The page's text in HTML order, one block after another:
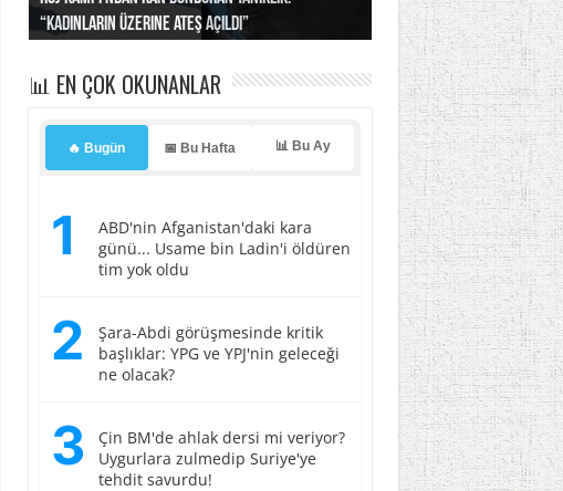
“Kadınların üzerine ateş açıldı”
Irak’a misilleme tehdidi!
yaptı… İsrail’in “timsah” planına fren!
kayıtlar başladı
basıldı, kabus yaşatıldı!
📊 EN ÇOK OKUNANLAR
🔥 Bugün 📅 Bu Hafta 📊 Bu Ay
1
ABD'nin Afganistan'daki kara
günü... Usame bin Ladin'i öldüren
tim yok oldu
2
Şara-Abdi görüşmesinde kritik
başlıklar: YPG ve YPJ'nin geleceği
ne olacak?
3
Çin BM'de ahlak dersi mi veriyor?
Uygurlara zulmedip Suriye'ye
tehdit savurdu!